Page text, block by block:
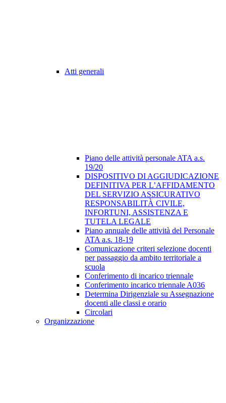
Atti generali
Piano delle attività personale ATA a.s.
19/20
DISPOSITIVO DI AGGIUDICAZIONE
DEFINITIVA PER L’AFFIDAMENTO
DEL SERVIZIO ASSICURATIVO
RESPONSABILITÀ CIVILE,
INFORTUNI, ASSISTENZA E
TUTELA LEGALE
Piano annuale delle attività del Personale
ATA a.s. 18-19
Comunicazione criteri selezione docenti
per passaggio da ambito territoriale a
scuola
Conferimento di incarico triennale
Conferimento incarico triennale A036
Determina Dirigenziale su Assegnazione
docenti alle classi e orario
Circolari
Organizzazione